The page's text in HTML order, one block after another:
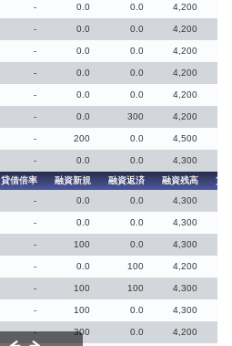
- 0.0 0.0 4,200
- 0.0 0.0 4,200
- 0.0 0.0 4,200
- 0.0 0.0 4,200
- 0.0 0.0 4,200
- 0.0 300 4,200
- 200 0.0 4,500
- 0.0 0.0
4,300
貸借倍率 融資新規 融資返済 融資残高
貸
- 0.0 0.0 4,300
- 0.0 0.0 4,300
- 100 0.0 4,300
- 0.0 100 4,200
- 100 100 4,300
- 100 0.0 4,300
- 300 0.0 4,200